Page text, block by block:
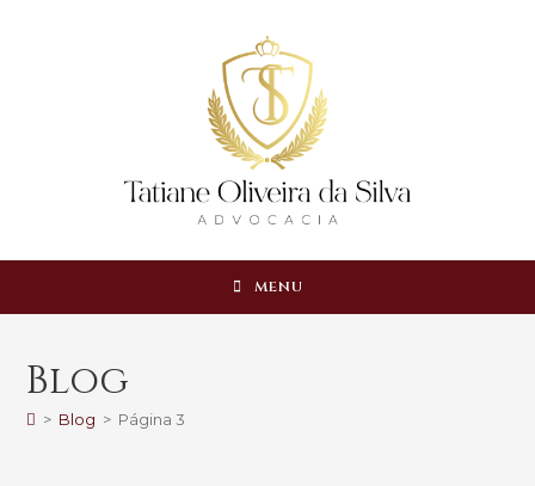
MENU
Blog
> Blog > Página 3